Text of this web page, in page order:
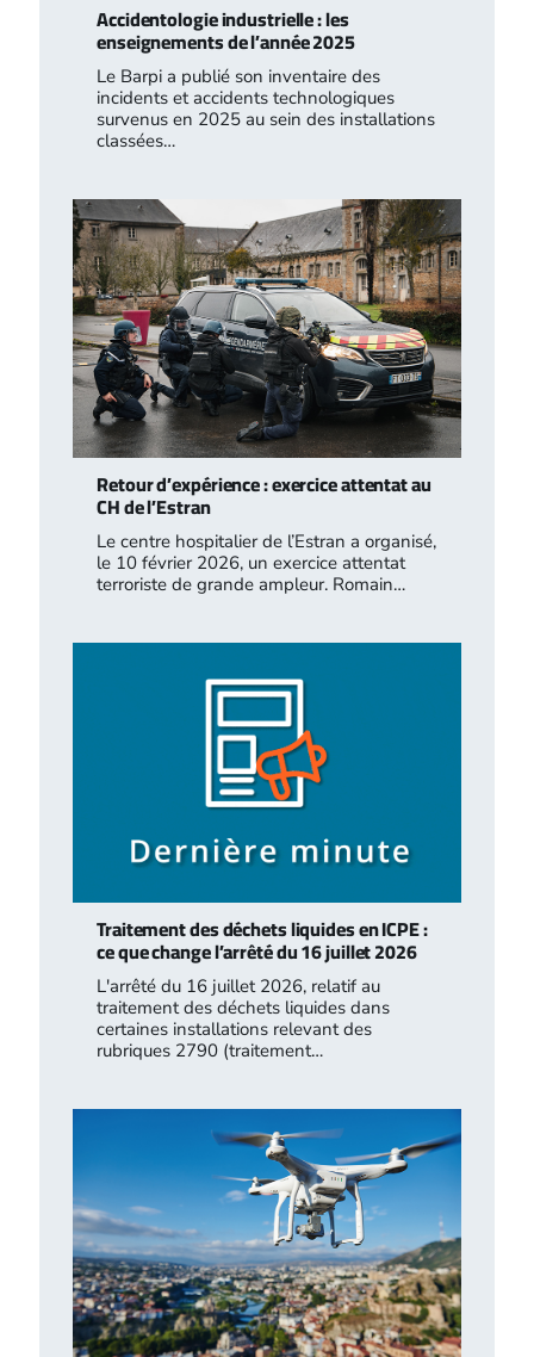
Accidentologie industrielle : les
enseignements de l’année 2025
Le Barpi a publié son inventaire des
incidents et accidents technologiques
survenus en 2025 au sein des installations
classées…
Retour d’expérience : exercice attentat au
CH de l’Estran
Le centre hospitalier de l’Estran a organisé,
le 10 février 2026, un exercice attentat
terroriste de grande ampleur. Romain…
Traitement des déchets liquides en ICPE :
ce que change l’arrêté du 16 juillet 2026
L'arrêté du 16 juillet 2026, relatif au
traitement des déchets liquides dans
certaines installations relevant des
rubriques 2790 (traitement…